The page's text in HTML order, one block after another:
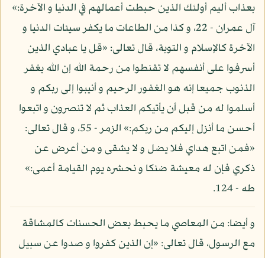
بعذاب أليم أولئك الذين حبطت أعمالهم في الدنيا و الآخرة:»
آل عمران - 22، و كذا من الطاعات ما يكفر سيئات الدنيا و
الآخرة كالإسلام و التوبة، قال تعالى: «قل يا عبادي الذين
أسرفوا على أنفسهم لا تقنطوا من رحمة الله إن الله يغفر
الذنوب جميعا إنه هو الغفور الرحيم و أنيبوا إلى ربكم و
أسلموا له من قبل أن يأتيكم العذاب ثم لا تنصرون و اتبعوا
أحسن ما أنزل إليكم من ربكم:» الزمر - 55، و قال تعالى:
«فمن اتبع هداي فلا يضل و لا يشقى و من أعرض عن
ذكري فإن له معيشة ضنكا و نحشره يوم القيامة أعمى:»
طه - 124.
و أيضا: من المعاصي ما يحبط بعض الحسنات كالمشاقة
مع الرسول، قال تعالى: «إن الذين كفروا و صدوا عن سبيل